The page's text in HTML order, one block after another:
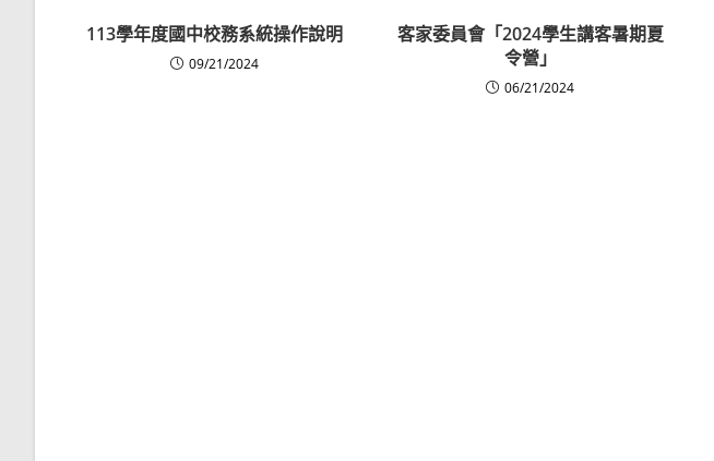
113學年度國中校務系統操作說明
09/21/2024
客家委員會「2024學生講客暑期夏
令營」
06/21/2024